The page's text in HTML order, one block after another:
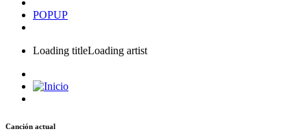
POPUP
Loading titleLoading artist
Canción actual